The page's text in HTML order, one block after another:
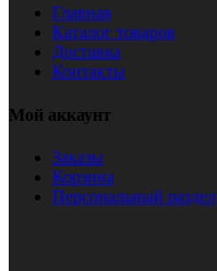
Главная
Каталог товаров
Доставка
Контакты
Мой аккаунт
Заказы
Корзина
Персональный раздел